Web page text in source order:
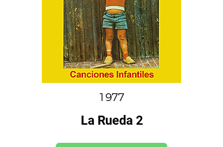
1977
La Rueda 2